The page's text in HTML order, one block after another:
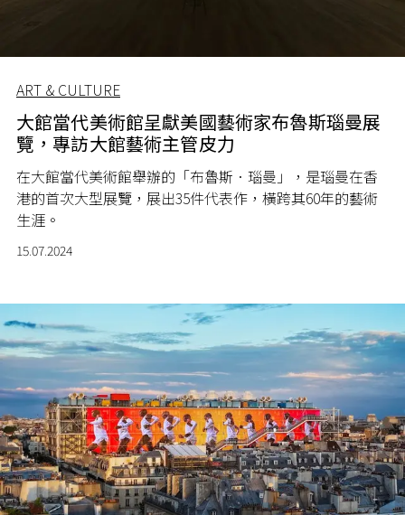
ART & CULTURE
大館當代美術館呈獻美國藝術家布魯斯瑙曼展
覽，專訪大館藝術主管皮力
在大館當代美術館舉辦的「布魯斯．瑙曼」，是瑙曼在香
港的首次大型展覽，展出35件代表作，橫跨其60年的藝術
生涯。
15.07.2024